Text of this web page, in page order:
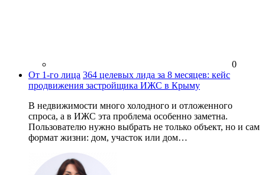
0
От 1-го лица 364 целевых лида за 8 месяцев: кейс
продвижения застройщика ИЖС в Крыму
В недвижимости много холодного и отложенного
спроса, а в ИЖС эта проблема особенно заметна.
Пользователю нужно выбрать не только объект, но и сам
формат жизни: дом, участок или дом…